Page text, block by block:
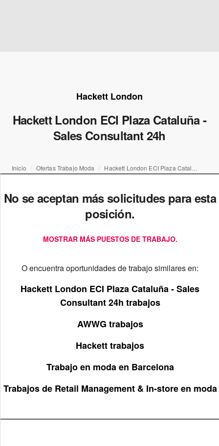
Hackett London
Hackett London ECI Plaza Cataluña -
Sales Consultant 24h
Inicio Ofertas Trabajo Moda
No se aceptan más solicitudes para esta
posición.
MOSTRAR MÁS PUESTOS DE TRABAJO.
O encuentra oportunidades de trabajo similares en:
Hackett London ECI Plaza Cataluña - Sales
Consultant 24h trabajos
AWWG trabajos
Hackett trabajos
Trabajo en moda en Barcelona
Trabajos de Retail Management & In-store en moda